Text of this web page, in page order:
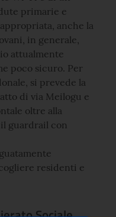
primarie e
anche la
in generale,
attualmente
poco sicuro. Per
si prevede la
di via Meilogu e
oltre alla
guardrail con
residenti e